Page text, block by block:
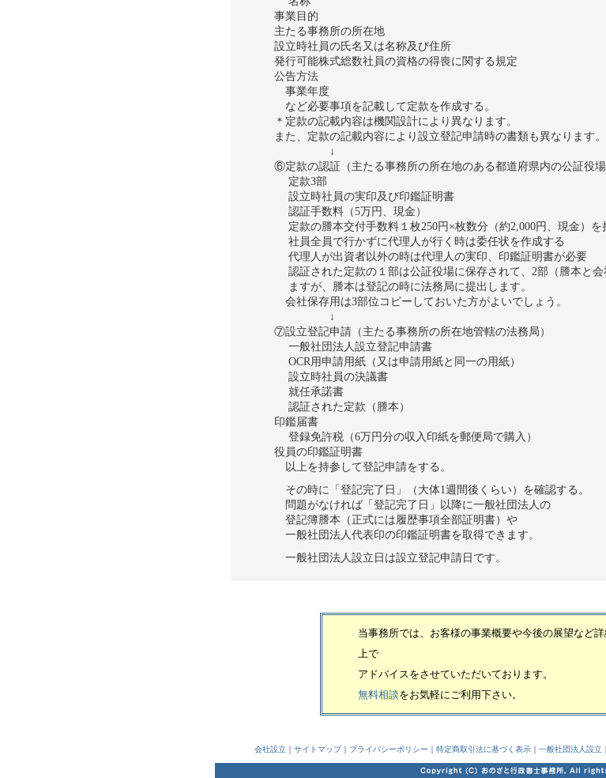
事業目的
主たる事務所の所在地
設立時社員の氏名又は名称及び住所
発行可能株式総数社員の資格の得喪に関する規定
公告方法
事業年度
など必要事項を記載して定款を作成する。
＊定款の記載内容は機関設計により異なります。
また、定款の記載内容により設立登記申請時の書類も異なります。
↓
⑥定款の認証（主たる事務所の所在地のある都道府県内の公証役場
定款3部
設立時社員の実印及び印鑑証明書
認証手数料（5万円、現金）
定款の謄本交付手数料１枚250円×枚数分（約2,000円、現金）を
社員全員で行かずに代理人が行く時は委任状を作成する
代理人が出資者以外の時は代理人の実印、印鑑証明書が必要
認証された定款の１部は公証役場に保存されて、2部（謄本と会
ますが、謄本は登記の時に法務局に提出します。
会社保存用は3部位コピーしておいた方がよいでしょう。
↓
⑦設立登記申請（主たる事務所の所在地管轄の法務局）
一般社団法人設立登記申請書
OCR用申請用紙（又は申請用紙と同一の用紙）
設立時社員の決議書
就任承諾書
認証された定款（謄本）
印鑑届書
登録免許税（6万円分の収入印紙を郵便局で購入）
役員の印鑑証明書
以上を持参して登記申請をする。
その時に「登記完了日」（大体1週間後くらい）を確認する。
問題がなければ「登記完了日」以降に一般社団法人の
登記簿謄本（正式には履歴事項全部証明書）や
一般社団法人代表印の印鑑証明書を取得できます。
一般社団法人設立日は設立登記申請日です。
当事務所では、お客様の事業概要や今後の展望など
上で
アドバイスをさせていただいております。
無料相談をお気軽にご利用下さい。
会社設立 ｜ サイトマップ｜ プライバシーポリシー ｜ 特定商取引法に基づく表示 ｜ 一般社団法人設立 ｜